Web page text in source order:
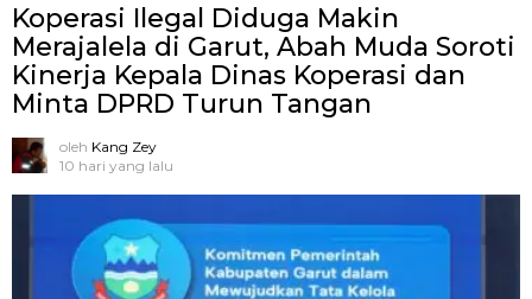
Koperasi Ilegal Diduga Makin
Merajalela di Garut, Abah Muda Soroti
Kinerja Kepala Dinas Koperasi dan
Minta DPRD Turun Tangan
oleh Kang Zey
10 hari yang lalu